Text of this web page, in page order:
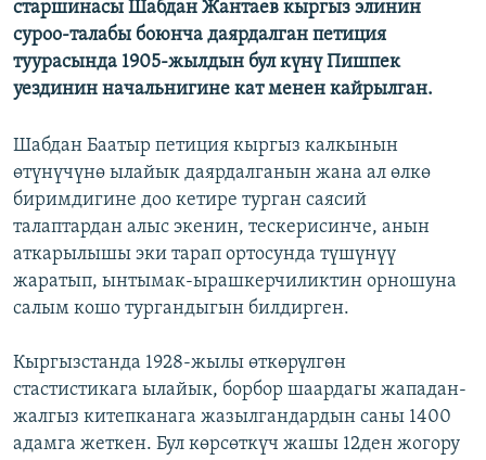
старшинасы Шабдан Жантаев кыргыз элинин
суроо-талабы боюнча даярдалган петиция
туурасында 1905-жылдын бул күнү Пишпек
уездинин начальнигине кат менен кайрылган.
Шабдан Баатыр петиция кыргыз калкынын
өтүнүчүнө ылайык даярдалганын жана ал өлкө
биримдигине доо кетире турган саясий
талаптардан алыс экенин, тескерисинче, анын
аткарылышы эки тарап ортосунда түшүнүү
жаратып, ынтымак-ырашкерчиликтин орношуна
салым кошо тургандыгын билдирген.
Кыргызстанда 1928-жылы өткөрүлгөн
стастистикага ылайык, борбор шаардагы жападан-
жалгыз китепканага жазылгандардын саны 1400
адамга жеткен. Бул көрсөткүч жашы 12ден жогору